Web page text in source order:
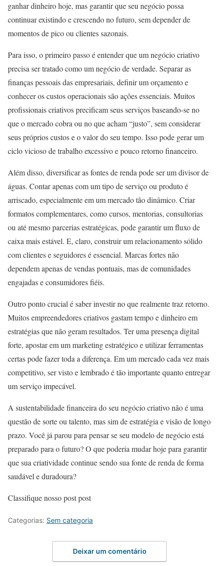
ganhar dinheiro hoje, mas garantir que seu negócio possa
continuar existindo e crescendo no futuro, sem depender de
momentos de pico ou clientes sazonais.
Para isso, o primeiro passo é entender que um negócio criativo
precisa ser tratado como um negócio de verdade. Separar as
finanças pessoais das empresariais, definir um orçamento e
conhecer os custos operacionais são ações essenciais. Muitos
profissionais criativos precificam seus serviços baseando-se no
que o mercado cobra ou no que acham “justo”, sem considerar
seus próprios custos e o valor do seu tempo. Isso pode gerar um
ciclo vicioso de trabalho excessivo e pouco retorno financeiro.
Além disso, diversificar as fontes de renda pode ser um divisor de
águas. Contar apenas com um tipo de serviço ou produto é
arriscado, especialmente em um mercado tão dinâmico. Criar
formatos complementares, como cursos, mentorias, consultorias
ou até mesmo parcerias estratégicas, pode garantir um fluxo de
caixa mais estável. E, claro, construir um relacionamento sólido
com clientes e seguidores é essencial. Marcas fortes não
dependem apenas de vendas pontuais, mas de comunidades
engajadas e consumidores fiéis.
Outro ponto crucial é saber investir no que realmente traz retorno.
Muitos empreendedores criativos gastam tempo e dinheiro em
estratégias que não geram resultados. Ter uma presença digital
forte, apostar em um marketing estratégico e utilizar ferramentas
certas pode fazer toda a diferença. Em um mercado cada vez mais
competitivo, ser visto e lembrado é tão importante quanto entregar
um serviço impecável.
A sustentabilidade financeira do seu negócio criativo não é uma
questão de sorte ou talento, mas sim de estratégia e visão de longo
prazo. Você já parou para pensar se seu modelo de negócio está
preparado para o futuro? O que poderia mudar hoje para garantir
que sua criatividade continue sendo sua fonte de renda de forma
saudável e duradoura?
Classifique nosso post post
Categorias: Sem categoria
Deixar um comentário